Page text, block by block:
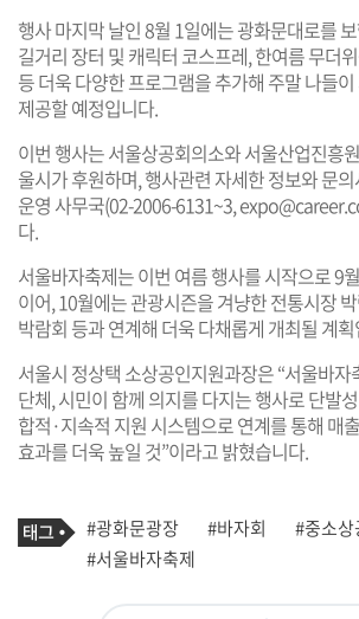
행사 마지막 날인 8월 1일에는 광화문대로를
길거리 장터 및 캐릭터 코스프레, 한여름 무더
등 더욱 다양한 프로그램을 추가해 주말 나들
제공할 예정입니다.
이번 행사는 서울상공회의소와 서울산업진흥
울시가 후원하며, 행사관련 자세한 정보와 문
운영 사무국(02-2006-6131~3,
다.
서울바자축제는 이번 여름 행사를 시작으로 9
이어, 10월에는 관광시즌을 겨냥한 전통시장
박람회 등과 연계해 더욱 다채롭게 개최될 계
서울시 정상택 소상공인지원과장은 “서울바자
단체, 시민이 함께 의지를 다지는 행사로 단발
합적·지속적 지원 시스템으로 연계를 통해 매
효과를 더욱 높일 것”이라고 밝혔습니다.
기
사
관
련
태
그
#광화문광장 #바자회 #중소상
#서울바자축제